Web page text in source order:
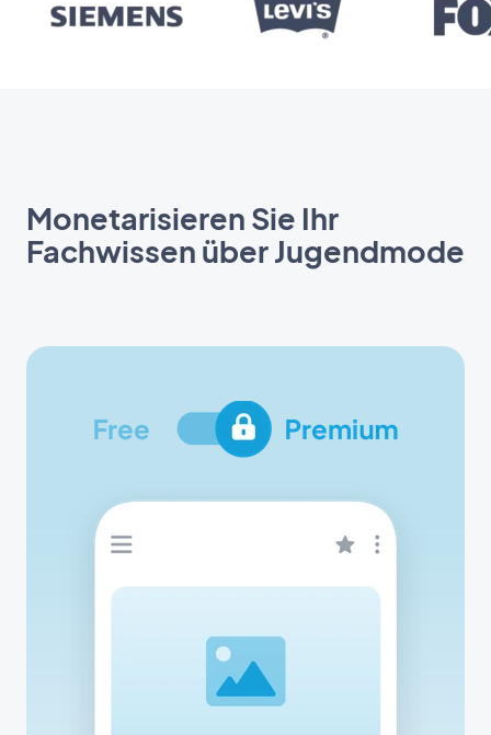
Monetarisieren Sie Ihr
Fachwissen über Jugendmode